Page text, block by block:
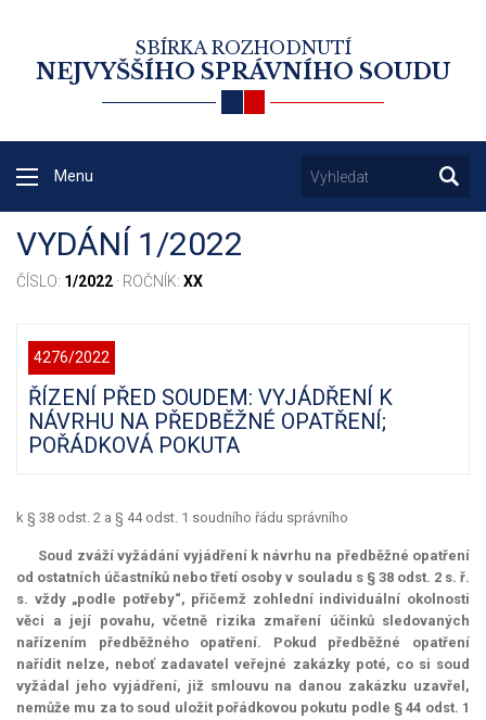
SBÍRKA ROZHODNUTÍ
NEJVYŠŠÍHO SPRÁVNÍHO SOUDU
Menu
VYDÁNÍ 1/2022
ČÍSLO: 1/2022 · ROČNÍK: XX
4276/2022
ŘÍZENÍ PŘED SOUDEM: VYJÁDŘENÍ K
NÁVRHU NA PŘEDBĚŽNÉ OPATŘENÍ;
POŘÁDKOVÁ POKUTA
k § 38 odst. 2 a § 44 odst. 1 soudního řádu správního
Soud zváží vyžádání vyjádření k návrhu na předběžné opatření
od ostatních účastníků nebo třetí osoby v souladu s § 38 odst. 2 s. ř.
s. vždy „podle potřeby“, přičemž zohlední individuální okolnosti
věci a její povahu, včetně rizika zmaření účinků sledovaných
nařízením předběžného opatření. Pokud předběžné opatření
nařídit nelze, neboť zadavatel veřejné zakázky poté, co si soud
vyžádal jeho vyjádření, již smlouvu na danou zakázku uzavřel,
nemůže mu za to soud uložit pořádkovou pokutu podle § 44 odst. 1